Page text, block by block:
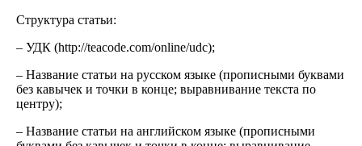
Структура статьи:
– УДК (http://teacode.com/online/udc);
– Название статьи на русском языке (прописными буквами
без кавычек и точки в конце; выравнивание текста по
центру);
– Название статьи на английском языке (прописными